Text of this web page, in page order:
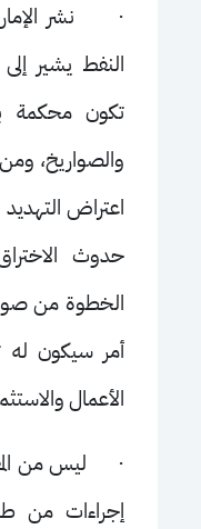
· نشر
النفط يشير
تكون محكمة
والصواريخ،
اعتراض
حدوث
الخطوة من
أمر سيكون له
الأعمال
· ليس من
إجراءات من